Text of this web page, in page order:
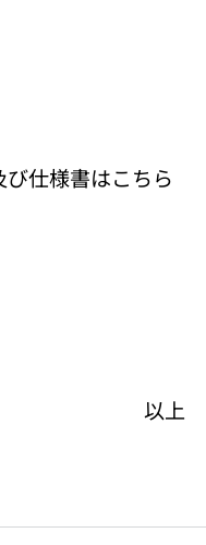
仕様書はこちら
以上